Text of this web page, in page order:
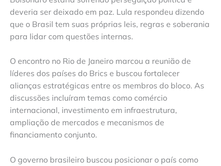
deveria ser deixado em paz. Lula respondeu dizendo
que o Brasil tem suas próprias leis, regras e soberania
para lidar com questões internas.
O encontro no Rio de Janeiro marcou a reunião de
líderes dos países do Brics e buscou fortalecer
alianças estratégicas entre os membros do bloco. As
discussões incluíram temas como comércio
internacional, investimento em infraestrutura,
ampliação de mercados e mecanismos de
financiamento conjunto.
O governo brasileiro buscou posicionar o país como